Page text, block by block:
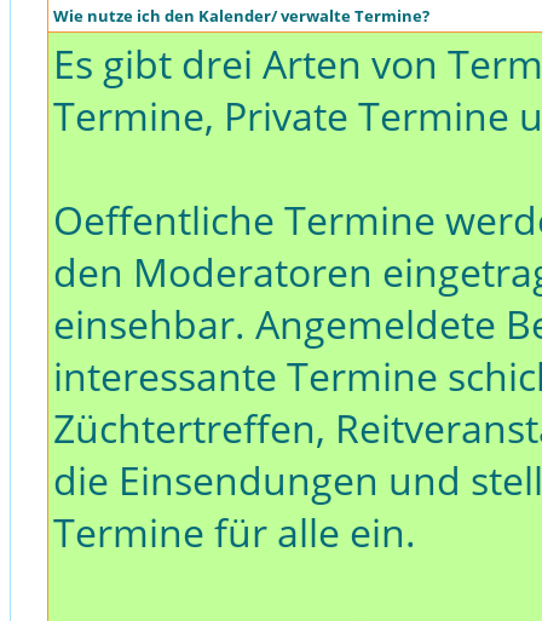
Wie nutze ich den Kalender/ verwalte Termine?
Es gibt drei Arten von
Termine, Private Termine
Oeffentliche Termine
den Moderatoren
einsehbar. Angemeldete
interessante Termine
Züchtertreffen,
die Einsendungen und
Termine für alle ein.